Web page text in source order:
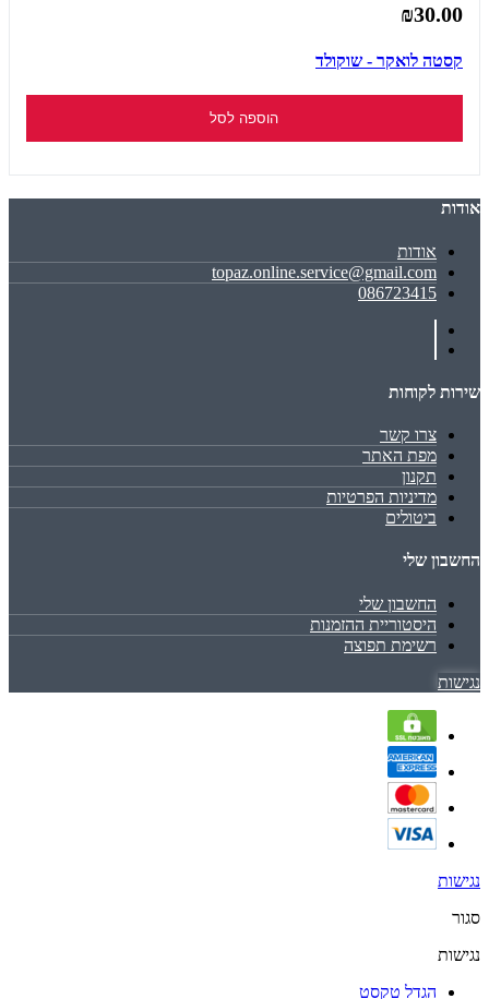
₪30.00
קסטה לואקר - שוקולד
הוספה לסל
אודות
אודות
topaz.online.service@gmail.com
086723415
שירות לקוחות
צרו קשר
מפת האתר
תקנון
מדיניות הפרטיות
ביטולים
החשבון שלי
החשבון שלי
היסטוריית ההזמנות
רשימת תפוצה
נגישות
נגישות
סגור
נגישות
הגדל טקסט